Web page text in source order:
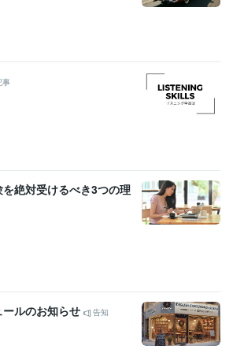
事
絶対受けるべき3つの理
ルのお知らせ
告知